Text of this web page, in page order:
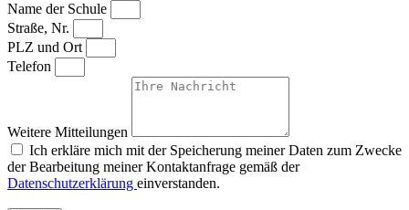
Name der Schule
Straße, Nr.
PLZ und Ort
Telefon
Weitere Mitteilungen
Ich erkläre mich mit der Speicherung meiner Daten zum Zwecke
der Bearbeitung meiner Kontaktanfrage gemäß der
Datenschutzerklärung einverstanden.